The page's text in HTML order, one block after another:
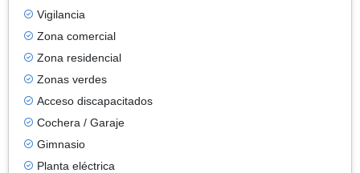
Vigilancia
Zona comercial
Zona residencial
Zonas verdes
Acceso discapacitados
Cochera / Garaje
Gimnasio
Planta eléctrica